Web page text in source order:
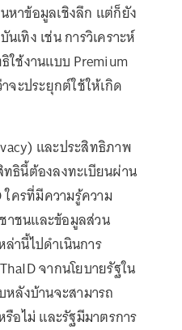
หาข้อมูลเชิงลึก แต่ก็ยัง
เทิง เช่น การวิเคราะห์
ใช้งานแบบ Premium
จะประยุกต์ใช้ให้เกิด
และประสิทธิภาพ
ธินี้ต้องลงทะเบียนผ่าน
ครที่มีความรู้ความ
าชนและข้อมูลส่วน
านี้ไปดำเนินการ
จากนโยบายรัฐใน
ลังบ้านจะสามารถ
อไม่ และรัฐมีมาตรการ